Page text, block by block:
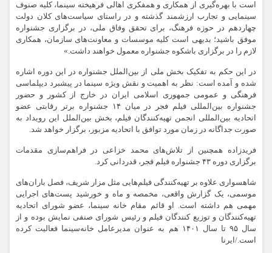
است با بهره‌گیری از همکاری و همفکری اهالی فرهیخته سینما، کلیه صنوف
سینمایی و تجارب ارزشمند گذشته و در راستای سیاست‌های کلان دولت
چهاردهم در حوزه فرهنگ، برای تحقق وفاق ملی، در برگزاری جشنواره
موفق باشید؛ بدیهی است کلیه موسسات و معاونت‌های سازمان، همکاری
لازم را در برگزاری باشکوه جشنواره معمول خواهند داشت.»
در این حکم به تفکیک بخش ملی از بین‌الملل جشنواره در این دوره اشاره
شده و آمده است: نظر به اهمیت و نقش ویژه سینما در پیشبرد دیپلماسی
فرهنگی و عمومی جمهوری اسلامی ایران در خارج از کشور و حضور
جشنواره بین‌المللی فیلم فجر در میان ۱۴ جشنواره برتر رقابتی عضو
اتحادیه بین‌المللی انجمن تهیه‌کنندگان فیلم، بخش بین‌الملل این رویداد به
صورت جداگانه در زمان مورد توافق با اتحادیه مزبور، برگزار خواهد شد.
فریدزاده همچنین از تلاش‌های محمد خزاعی در فراهم‌سازی مقدمات
برگزاری دوره ۴۳ جشنواره فیلم فجر، قدردانی کرد.
شاهسواری علاوه بر تهیه‌کنندگی فیلم‌هایی مثل مزار شریف، فصل باران‌های
موسمی، یک گزارش واقعی، مخمصه و ماه و خورشید پست‌های اجرایی
مهمی هم داشته است. او قائم مقام خانه سینما، عضو شورای اتحادیه
تهیه‌کنندگان و توزیع کنندگان فیلم و رئیس شورای صنفی نمایش بوده و از
سال ۹۵ تا سال ۱۴۰۱ هم به عنوان مدیرعامل خانه‌سینما فعالیت کرده
است./ایرنا